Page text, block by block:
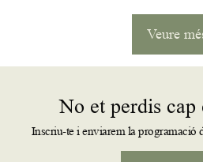
Veure
No et perdis cap
Inscriu-te i enviarem la programació